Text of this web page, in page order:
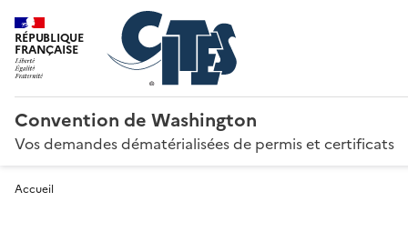
RÉPUBLIQUE
FRANÇAISE
Convention de Washington
Vos demandes dématérialisées de permis et certificats
Accueil